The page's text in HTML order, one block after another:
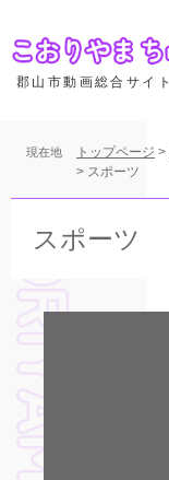
ジ
。
郡山市動画総合サイト
現在地 トップページ >
> スポーツ
スポーツ